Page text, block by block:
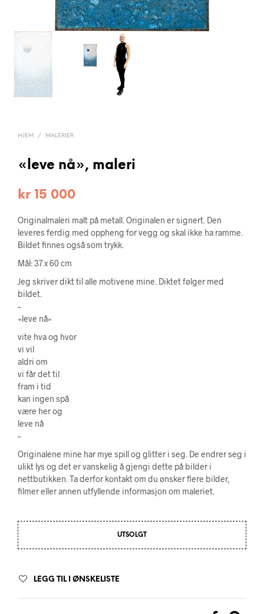
HJEM / MALERIER
«leve nå», maleri
kr 15 000
Originalmaleri malt på metall. Originalen er signert. Den
leveres ferdig med oppheng for vegg og skal ikke ha ramme.
Bildet finnes også som trykk.
Mål: 37 x 60 cm
Jeg skriver dikt til alle motivene mine. Diktet følger med
bildet.
–
«leve nå»
vite hva og hvor
vi vil
aldri om
vi får det til
fram i tid
kan ingen spå
være her og
leve nå
–
Originalene mine har mye spill og glitter i seg. De endrer seg i
ulikt lys og det er vanskelig å gjengi dette på bilder i
nettbutikken. Ta derfor kontakt om du ønsker flere bilder,
filmer eller annen utfyllende informasjon om maleriet.
UTSOLGT
LEGG TIL I ØNSKELISTE